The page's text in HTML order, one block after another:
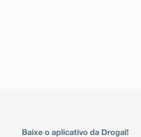
Baixe o aplicativo da Drogal!